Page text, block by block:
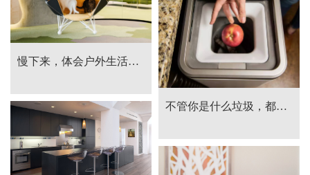
慢下来，体会户外生活的美好。
不管你是什么垃圾，都逃不过TA的掌心。